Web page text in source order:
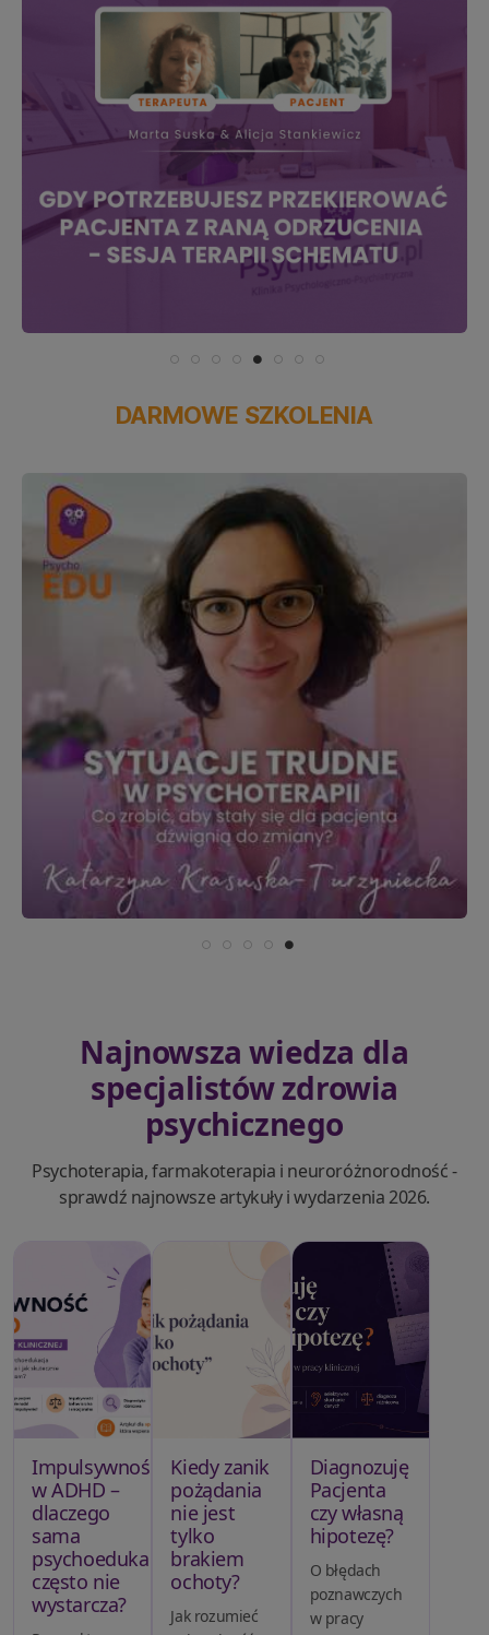
DARMOWE SZKOLENIA
Najnowsza wiedza dla
specjalistów zdrowia
psychicznego
Psychoterapia, farmakoterapia i neuroróżnorodność -
sprawdź najnowsze artykuły i wydarzenia 2026.
Impulsywność
w ADHD –
dlaczego
sama
psychoedukacja
często nie
wystarcza?
Kiedy zanik
pożądania
nie jest
tylko
brakiem
ochoty?
Jak rozumieć
Diagnozuję
Pacjenta
czy własną
hipotezę?
O błędach
poznawczych
w pracy